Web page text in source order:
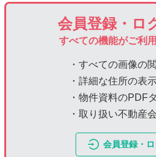
会員登録・ロ
すべての機能がご利
・すべての画像の
・詳細な住所の表
・物件資料のPDF
・取り扱い不動産
会員登録・